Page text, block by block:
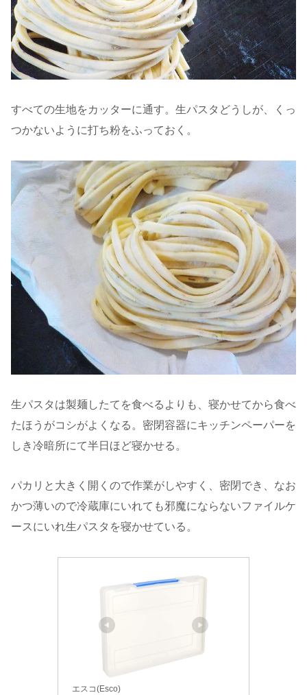
すべての生地をカッターに通す。生パスタどうしが、くっ
つかないように打ち粉をふっておく。
生パスタは製麺したてを食べるよりも、寝かせてから食べ
たほうがコシがよくなる。密閉容器にキッチンペーパーを
しき冷暗所にて半日ほど寝かせる。
パカリと大きく開くので作業がしやすく、密閉でき、なお
かつ薄いので冷蔵庫にいれても邪魔にならないファイルケ
ースにいれ生パスタを寝かせている。
エスコ(Esco)